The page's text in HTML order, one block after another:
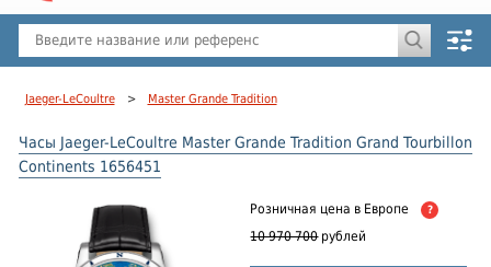
Jaeger-LeCoultre > Master Grande Tradition
Часы Jaeger-LeCoultre Master Grande Tradition Grand Tourbillon
Continents 1656451
Розничная цена в Европе ?
10 970 700 рублей